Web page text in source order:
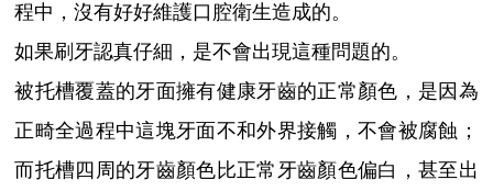
程中，沒有好好維護口腔衛生造成的。
如果刷牙認真仔細，是不會出現這種問題的。
被托槽覆蓋的牙面擁有健康牙齒的正常顏色，是因為
正畸全過程中這塊牙面不和外界接觸，不會被腐蝕；
而托槽四周的牙齒顏色比正常牙齒顏色偏白，甚至出